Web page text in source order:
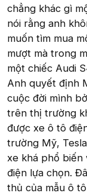
chẳng khác gì
nói rằng anh
muốn tìm mua
mượt mà trong
một chiếc Audi
Anh quyết định
cuộc đời mình
trên thị trường
được xe ô tô
trường Mỹ,
xe khá phổ biến
điện lựa chọn.
thủ của mẫu ô